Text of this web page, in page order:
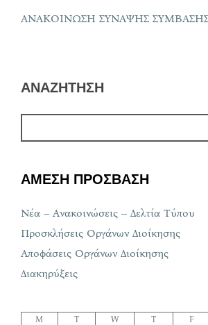
ΑΝΑΚΟΙΝΩΣΗ ΣΥΝΑΨΗΣ
ΑΝΑΖΗΤΗΣΗ
ΑΜΕΣΗ ΠΡΟΣΒΑΣΗ
Νέα – Ανακοινώσεις – Δελτία Τύπου
Προσκλήσεις Οργάνων Διοίκησης
Αποφάσεις Οργάνων Διοίκησης
Διακηρύξεις
M T W T F